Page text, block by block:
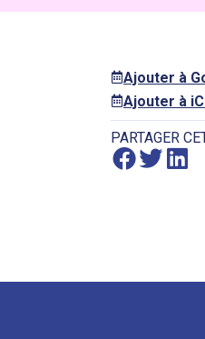
Ajouter à
Ajouter à
PARTAGER